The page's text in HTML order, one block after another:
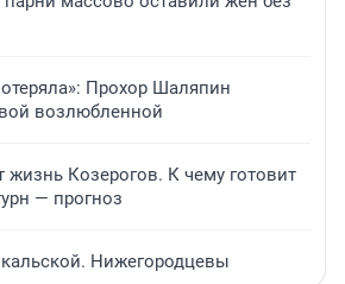
Прохор Шаляпин
возлюбленной
жизнь Козерогов. К чему готовит
— прогноз
Нижегородцевы